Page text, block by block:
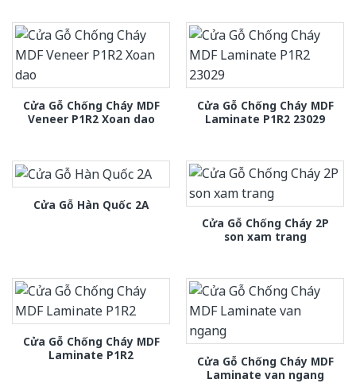
Cửa Gỗ Chống Cháy MDF
Veneer P1R2 Xoan dao
Cửa Gỗ Chống Cháy MDF
Laminate P1R2 23029
Cửa Gỗ Hàn Quốc 2A
Cửa Gỗ Chống Cháy 2P
son xam trang
Cửa Gỗ Chống Cháy MDF
Laminate P1R2
Cửa Gỗ Chống Cháy MDF
Laminate van ngang